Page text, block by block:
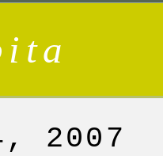
2007